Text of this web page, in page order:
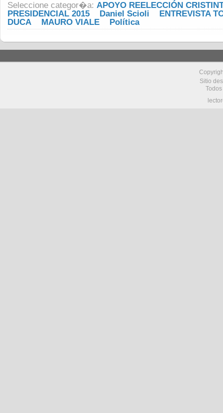
Seleccione categor�a: APOYO REELECCIÓN
PRESIDENCIAL 2015
Daniel Scioli
ENTREVISTA
DUCA
MAURO VIALE Política
Sitio